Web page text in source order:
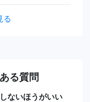
る
る質問
ないほうがいい